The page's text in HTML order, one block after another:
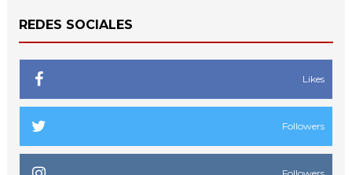
REDES SOCIALES
Likes
Followers